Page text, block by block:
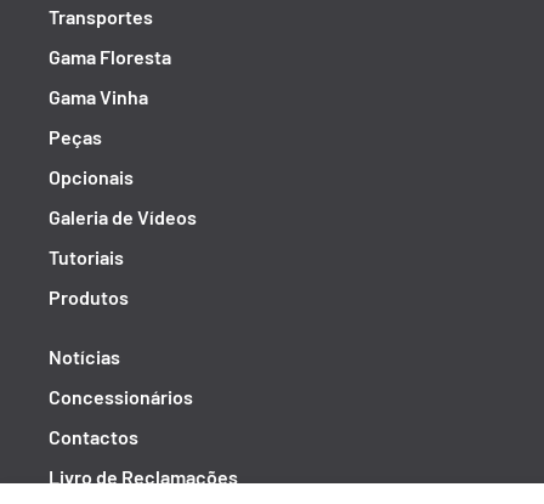
Transportes
Gama Floresta
Gama Vinha
Peças
Opcionais
Galeria de Vídeos
Tutoriais
Produtos
Notícias
Concessionários
Contactos
Livro de Reclamações